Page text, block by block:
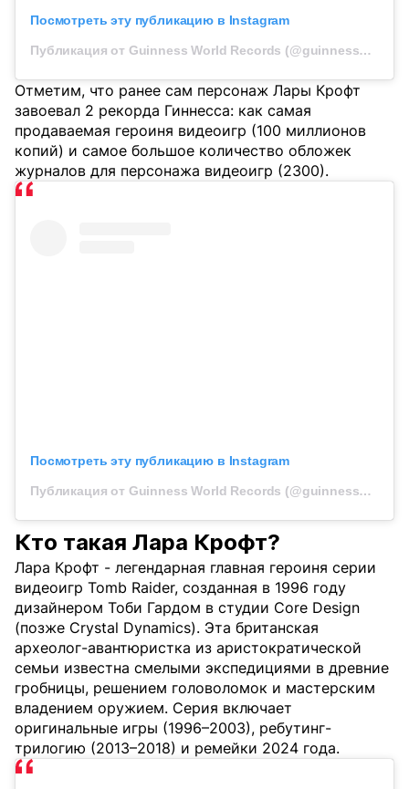
Посмотреть эту публикацию в Instagram
Публикация от Guinness World Records (@guinnessworldrecords)
Отметим, что ранее сам персонаж Лары Крофт
завоевал 2 рекорда Гиннесса: как самая
продаваемая героиня видеоигр (100 миллионов
копий) и самое большое количество обложек
журналов для персонажа видеоигр (2300).
Посмотреть эту публикацию в Instagram
Публикация от Guinness World Records (@guinnessworldrecords)
Кто такая Лара Крофт?
Лара Крофт - легендарная главная героиня серии
видеоигр Tomb Raider, созданная в 1996 году
дизайнером Тоби Гардом в студии Core Design
(позже Crystal Dynamics). Эта британская
археолог-авантюристка из аристократической
семьи известна смелыми экспедициями в древние
гробницы, решением головоломок и мастерским
владением оружием. Серия включает
оригинальные игры (1996–2003), ребутинг-
трилогию (2013–2018) и ремейки 2024 года.